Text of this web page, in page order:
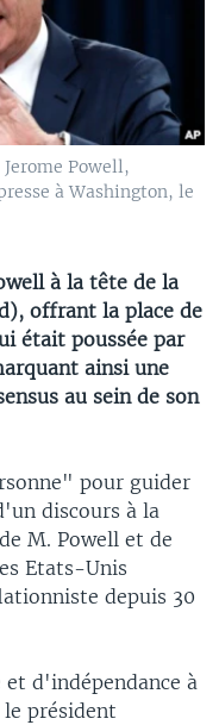
Powell,
à Washington, le
à la tête de la
offrant la place de
était poussée par
ainsi une
au sein de son
pour guider
discours à la
M. Powell et de
Etats-Unis
depuis 30
d'indépendance à
président